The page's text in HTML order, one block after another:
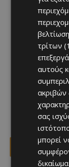
Facebook
τρίτων
αυτούς
ακριβών
σας
μπορεί